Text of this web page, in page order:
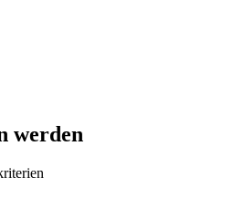
werden